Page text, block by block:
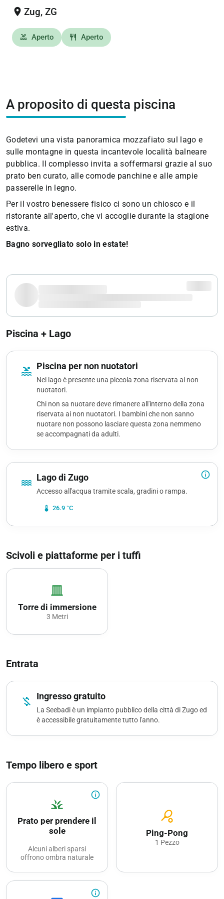
location_on Zug, ZG
pool Aperto restaurant Aperto
A proposito di questa piscina
Godetevi una vista panoramica mozzafiato sul lago e
sulle montagne in questa incantevole località balneare
pubblica. Il complesso invita a soffermarsi grazie al suo
prato ben curato, alle comode panchine e alle ampie
passerelle in legno.
Per il vostro benessere fisico ci sono un chiosco e il
ristorante all'aperto, che vi accoglie durante la stagione
estiva.
Bagno sorvegliato solo in estate!
Piscina + Lago
pool Piscina per non nuotatori
Nel lago è presente una piccola zona riservata ai non
nuotatori.
Chi non sa nuotare deve rimanere all'interno della zona
riservata ai non nuotatori. I bambini che non sanno
nuotare non possono lasciare questa zona nemmeno
se accompagnati da adulti.
info_outline
water Lago di Zugo
Accesso all'acqua tramite scala, gradini o rampa.
device_thermostat 26.9 °C
Scivoli e piattaforme per i tuffi
vertical_shades_closed
Torre di immersione
3 Metri
Entrata
money_off Ingresso gratuito
La Seebadi è un impianto pubblico della città di Zugo ed
è accessibile gratuitamente tutto l'anno.
Tempo libero e sport
info_outline
grass
Prato per prendere il
sole
Alcuni alberi sparsi
offrono ombra naturale
sports_tennis
Ping-Pong
1 Pezzo
info_outline